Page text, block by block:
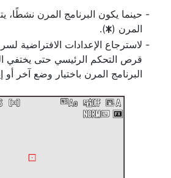
حينما يكون البرنامج المرن
المرن (U
).
لاسترجاع الإعدادات الافتراضية
قرص التحكم الرئيسي حتى يختفي
البرنامج المرن باختيار وضع آخر أو